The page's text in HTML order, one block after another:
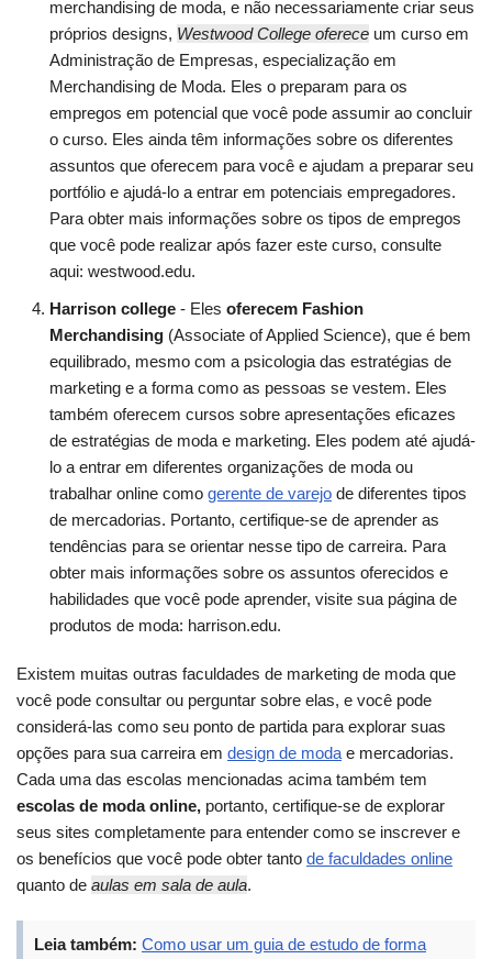
merchandising de moda, e não necessariamente criar seus
próprios designs, Westwood College oferece um curso em
Administração de Empresas, especialização em
Merchandising de Moda. Eles o preparam para os
empregos em potencial que você pode assumir ao concluir
o curso. Eles ainda têm informações sobre os diferentes
assuntos que oferecem para você e ajudam a preparar seu
portfólio e ajudá-lo a entrar em potenciais empregadores.
Para obter mais informações sobre os tipos de empregos
que você pode realizar após fazer este curso, consulte
aqui: westwood.edu.
Harrison college - Eles oferecem Fashion
Merchandising (Associate of Applied Science), que é bem
equilibrado, mesmo com a psicologia das estratégias de
marketing e a forma como as pessoas se vestem. Eles
também oferecem cursos sobre apresentações eficazes
de estratégias de moda e marketing. Eles podem até ajudá-
lo a entrar em diferentes organizações de moda ou
trabalhar online como gerente de varejo de diferentes tipos
de mercadorias. Portanto, certifique-se de aprender as
tendências para se orientar nesse tipo de carreira. Para
obter mais informações sobre os assuntos oferecidos e
habilidades que você pode aprender, visite sua página de
produtos de moda: harrison.edu.
Existem muitas outras faculdades de marketing de moda que
você pode consultar ou perguntar sobre elas, e você pode
considerá-las como seu ponto de partida para explorar suas
opções para sua carreira em design de moda e mercadorias.
Cada uma das escolas mencionadas acima também tem
escolas de moda online, portanto, certifique-se de explorar
seus sites completamente para entender como se inscrever e
os benefícios que você pode obter tanto de faculdades online
quanto de aulas em sala de aula.
Leia também: Como usar um guia de estudo de forma